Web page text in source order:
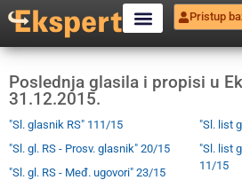
Pristup
Poslednja glasila i propisi u
31.12.2015.
"Sl. glasnik RS" 111/15
"Sl. gl. RS - Prosv. glasnik" 20/15
"Sl. gl. RS - Međ. ugovori" 23/15
"Sl. list
"Sl. list
11/15